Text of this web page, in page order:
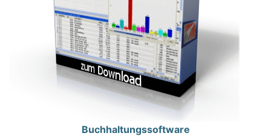
Buchhaltungssoftware